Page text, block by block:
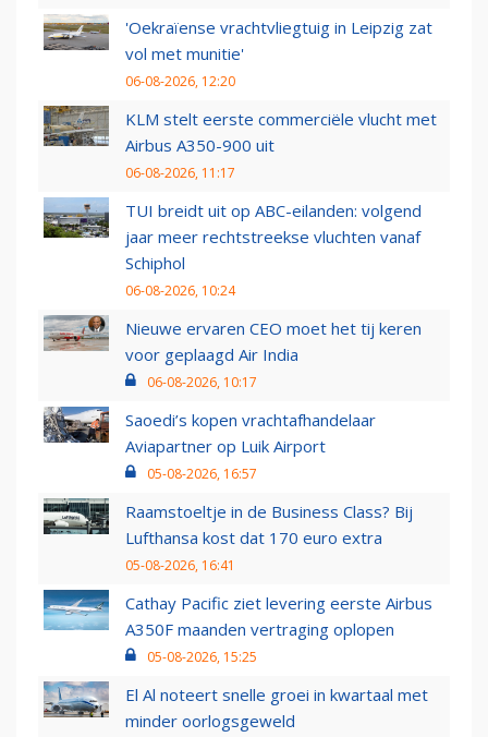
'Oekraïense vrachtvliegtuig in Leipzig zat
vol met munitie'
06-08-2026, 12:20
KLM stelt eerste commerciële vlucht met
Airbus A350-900 uit
06-08-2026, 11:17
TUI breidt uit op ABC-eilanden: volgend
jaar meer rechtstreekse vluchten vanaf
Schiphol
06-08-2026, 10:24
Nieuwe ervaren CEO moet het tij keren
voor geplaagd Air India
06-08-2026, 10:17
Saoedi’s kopen vrachtafhandelaar
Aviapartner op Luik Airport
05-08-2026, 16:57
Raamstoeltje in de Business Class? Bij
Lufthansa kost dat 170 euro extra
05-08-2026, 16:41
Cathay Pacific ziet levering eerste Airbus
A350F maanden vertraging oplopen
05-08-2026, 15:25
El Al noteert snelle groei in kwartaal met
minder oorlogsgeweld